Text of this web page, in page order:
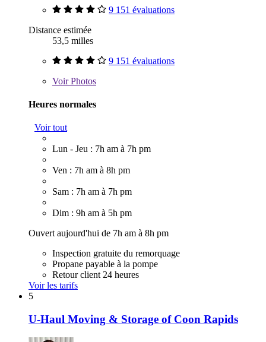
9 151 évaluations
Distance estimée
53,5 milles
9 151 évaluations
VoirPhotos
Heures normales
Voir tout
Lun - Jeu : 7h am à 7h pm
Ven : 7h am à 8h pm
Sam : 7h am à 7h pm
Dim : 9h am à 5h pm
Ouvert aujourd'hui de 7h am à 8h pm
Inspection gratuite du remorquage
Propane payable à la pompe
Retour client 24 heures
Voir les tarifs
5
U-Haul Moving & Storage of Coon Rapids